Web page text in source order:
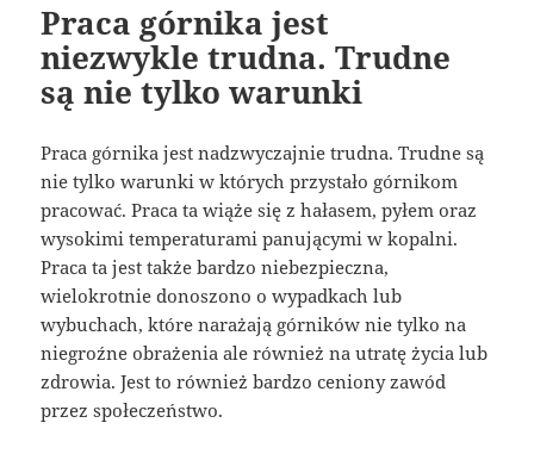
Praca górnika jest
niezwykle trudna. Trudne
są nie tylko warunki
Praca górnika jest nadzwyczajnie trudna. Trudne są
nie tylko warunki w których przystało górnikom
pracować. Praca ta wiąże się z hałasem, pyłem oraz
wysokimi temperaturami panującymi w kopalni.
Praca ta jest także bardzo niebezpieczna,
wielokrotnie donoszono o wypadkach lub
wybuchach, które narażają górników nie tylko na
niegroźne obrażenia ale również na utratę życia lub
zdrowia. Jest to również bardzo ceniony zawód
przez społeczeństwo.